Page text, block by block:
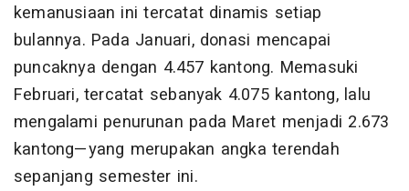
kemanusiaan ini tercatat dinamis setiap
bulannya. Pada Januari, donasi mencapai
puncaknya dengan 4.457 kantong. Memasuki
Februari, tercatat sebanyak 4.075 kantong, lalu
mengalami penurunan pada Maret menjadi 2.673
kantong—yang merupakan angka terendah
sepanjang semester ini.